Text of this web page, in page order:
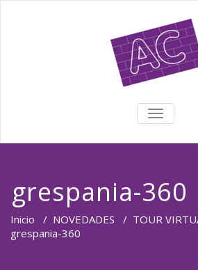
TOGGLE
grespania-360
Inicio / NOVEDADES / TOUR
grespania-360